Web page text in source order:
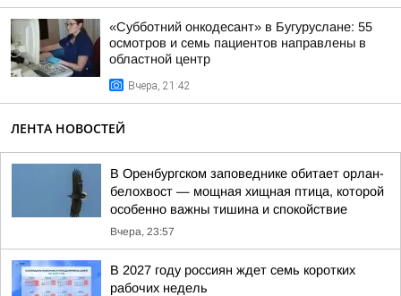
«Субботний онкодесант» в Бугуруслане: 55
осмотров и семь пациентов направлены в
областной центр
Вчера, 21:42
ЛЕНТА НОВОСТЕЙ
В Оренбургском заповеднике обитает орлан-
белохвост — мощная хищная птица, которой
особенно важны тишина и спокойствие
Вчера, 23:57
В 2027 году россиян ждет семь коротких
рабочих недель